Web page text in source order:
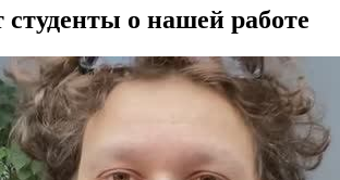
студенты о нашей работе